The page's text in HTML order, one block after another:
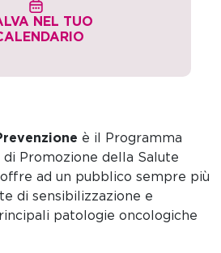
NEL TUO
è il Programma
Promozione della Salute
ad un pubblico sempre più
di sensibilizzazione e
patologie oncologiche